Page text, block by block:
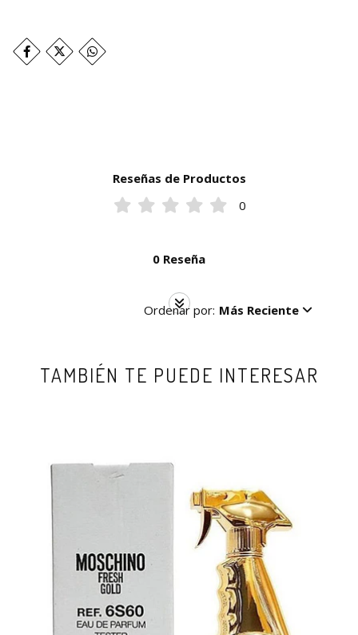
Reseñas de Productos
0
0 Reseña
Ordenar por: Más Reciente
TAMBIÉN TE PUEDE INTERESAR